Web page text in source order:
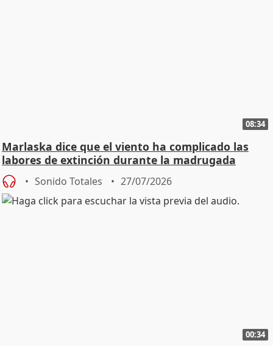
08:34
Marlaska dice que el viento ha complicado las
labores de extinción durante la madrugada
Sonido Totales 27/07/2026
00:34